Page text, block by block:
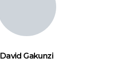
David Gakunzi